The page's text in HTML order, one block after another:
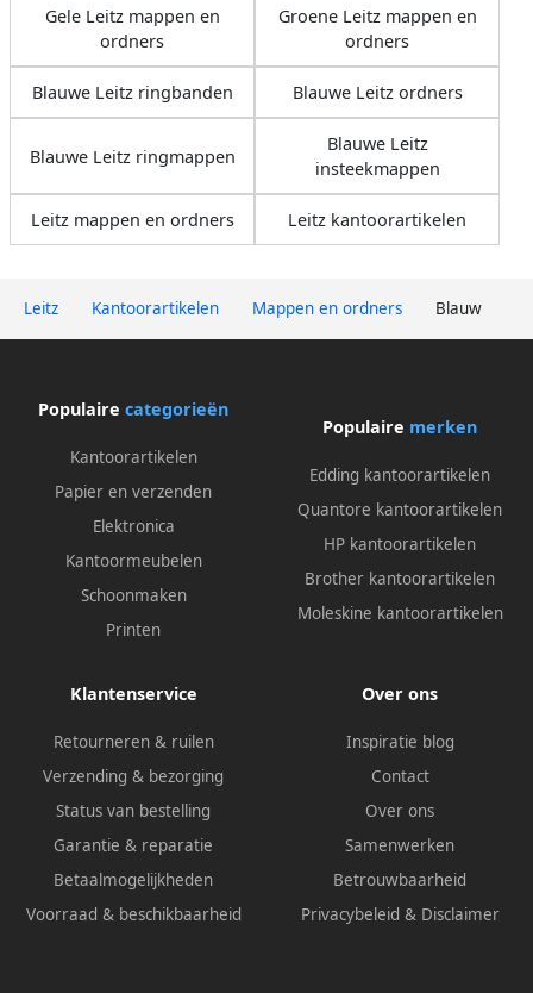
Leitz Kantoorartikelen Mappen en ordners Blauw
Gele Leitz mappen en
ordners
Groene Leitz mappen en
ordners
Blauwe Leitz ringbanden Blauwe Leitz ordners
Blauwe Leitz ringmappen
Blauwe Leitz
insteekmappen
Leitz mappen en ordners Leitz kantoorartikelen
Populaire categorieën
Kantoorartikelen
Papier en verzenden
Elektronica
Kantoormeubelen
Schoonmaken
Printen
Populaire merken
Edding kantoorartikelen
Quantore kantoorartikelen
HP kantoorartikelen
Brother kantoorartikelen
Moleskine kantoorartikelen
Klantenservice
Retourneren & ruilen
Verzending & bezorging
Status van bestelling
Garantie & reparatie
Betaalmogelijkheden
Voorraad & beschikbaarheid
Over ons
Inspiratie blog
Contact
Over ons
Samenwerken
Betrouwbaarheid
Privacybeleid & Disclaimer